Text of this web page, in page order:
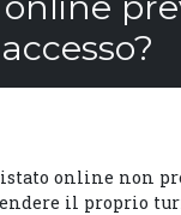
online non
il proprio